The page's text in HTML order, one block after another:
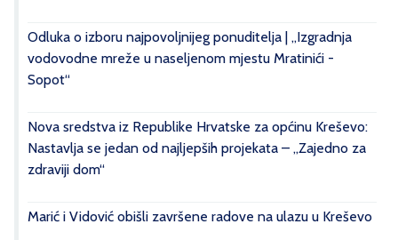
Odluka o izboru najpovoljnijeg ponuditelja | „Izgradnja
vodovodne mreže u naseljenom mjestu Mratinići -
Sopot“
Nova sredstva iz Republike Hrvatske za općinu Kreševo:
Nastavlja se jedan od najljepših projekata – „Zajedno za
zdraviji dom“
Marić i Vidović obišli završene radove na ulazu u Kreševo